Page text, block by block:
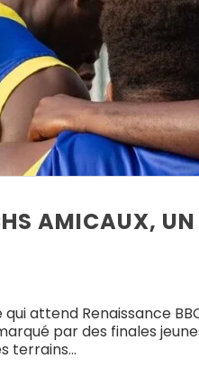
AMICAUX,
attend Renaissance
par des finales
terrains…